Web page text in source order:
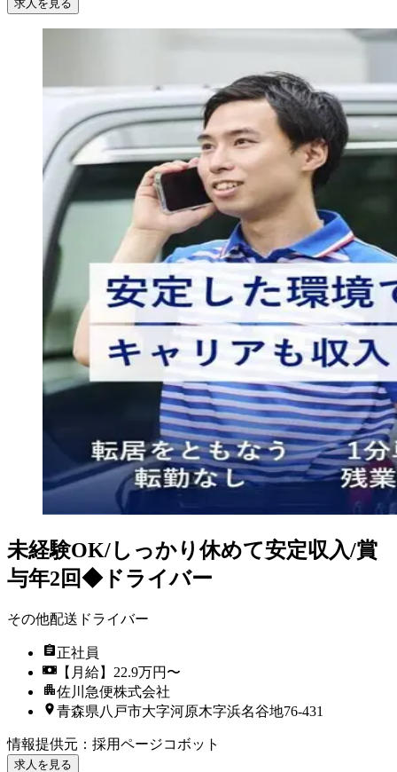
求人を見る
未経験OK/しっかり休めて安定収入/賞
与年2回◆ドライバー
その他配送ドライバー
正社員
【月給】22.9万円〜
佐川急便株式会社
青森県八戸市大字河原木字浜名谷地76-431
情報提供元 ： 採用ページコボット
求人を見る